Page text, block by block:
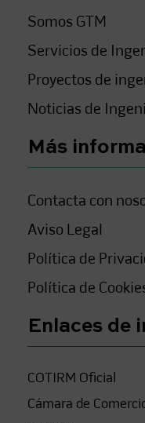
Somos GTM
Servicios de
Proyectos de
Noticias de
Más
Contacta con
Aviso Legal
Política de
Política de
Enlaces de
COTIRM Oficial
Cámara de